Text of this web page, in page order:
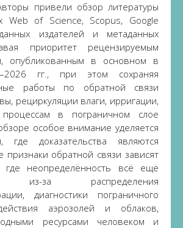
привели обзор литературы
Web of Science, Scopus, Google
издателей и метаданных
приоритет рецензируемым
опубликованным в основном в
гг., при этом сохраняя
работы по обратной связи
рециркуляции влаги, ирригации,
в пограничном слое
особое внимание уделяется
где доказательства являются
признаки обратной связи зависят
неопределённость всё ещё
из-за распределения
диагностики пограничного
аэрозолей и облаков,
ресурсами человеком и